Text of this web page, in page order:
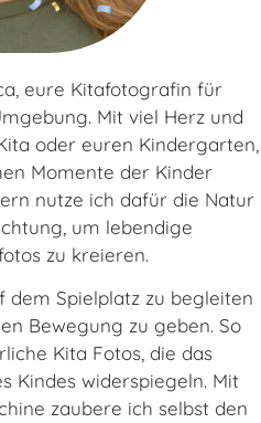
eure Kitafotografin für
Mit viel Herz und
oder euren Kindergarten,
Momente der Kinder
nutze ich dafür die Natur
um lebendige
zu kreieren.
dem Spielplatz zu begleiten
Bewegung zu geben. So
Kita Fotos, die das
Kindes widerspiegeln. Mit
zaubere ich selbst den